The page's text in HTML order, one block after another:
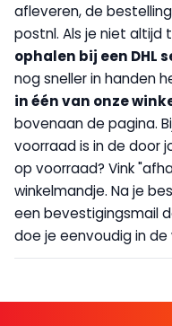
afleveren, de
postnl. Als je niet altijd
ophalen bij een DHL
nog sneller in handen
in één van onze
bovenaan de pagina.
voorraad is in de door
op voorraad? Vink
winkelmandje. Na je
een bevestigingsmail
doe je eenvoudig in de